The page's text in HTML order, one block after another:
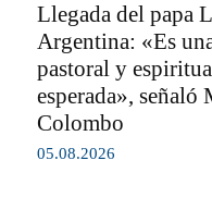
Llegada del papa
Argentina: «Es
pastoral y
esperada», señaló
Colombo
05.08.2026